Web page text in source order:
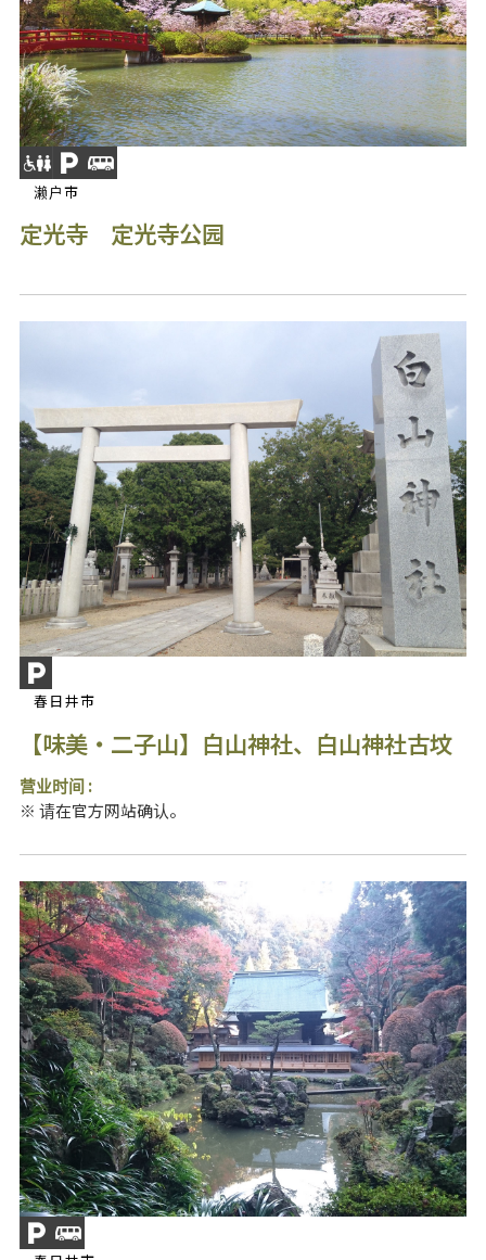
濑户市
定光寺 定光寺公园
春日井市
【味美・二子山】白山神社、白山神社古坟
营业时间 :
※ 请在官方网站确认。